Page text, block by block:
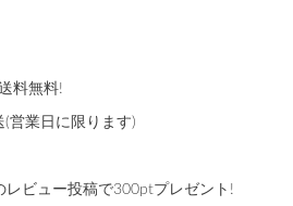
料無料!
営業日に限ります)
レビュー投稿で300ptプレゼント!